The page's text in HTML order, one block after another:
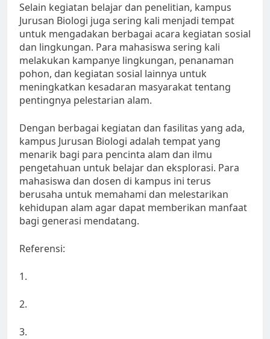
Selain kegiatan belajar dan penelitian, kampus
Jurusan Biologi juga sering kali menjadi tempat
untuk mengadakan berbagai acara kegiatan sosial
dan lingkungan. Para mahasiswa sering kali
melakukan kampanye lingkungan, penanaman
pohon, dan kegiatan sosial lainnya untuk
meningkatkan kesadaran masyarakat tentang
pentingnya pelestarian alam.
Dengan berbagai kegiatan dan fasilitas yang ada,
kampus Jurusan Biologi adalah tempat yang
menarik bagi para pencinta alam dan ilmu
pengetahuan untuk belajar dan eksplorasi. Para
mahasiswa dan dosen di kampus ini terus
berusaha untuk memahami dan melestarikan
kehidupan alam agar dapat memberikan manfaat
bagi generasi mendatang.
Referensi:
1.
2.
3.